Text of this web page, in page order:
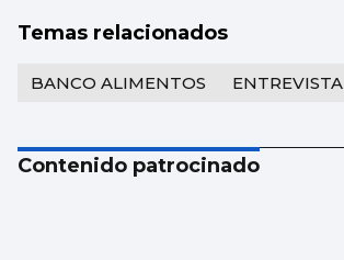
Temas relacionados
BANCO ALIMENTOS ENTREVISTA
Contenido patrocinado